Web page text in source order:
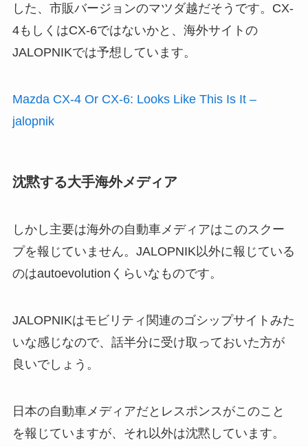
した、市販バージョンのマツダ越だそうです。CX-
4もしくはCX-6ではないかと、海外サイトの
JALOPNIKでは予想しています。
Mazda CX-4 Or CX-6: Looks Like This Is It –
jalopnik
沈黙する大手海外メディア
しかし主要は海外の自動車メディアはこのスクー
プを報じていません。JALOPNIK以外に報じている
のはautoevolutionくらいなものです。
JALOPNIKはモビリティ関連のゴシップサイトみた
いな感じなので、話半分に受け取っておいた方が
良いでしょう。
日本の自動車メディアだとレスポンスがこのこと
を報じていますが、それ以外は沈黙しています。